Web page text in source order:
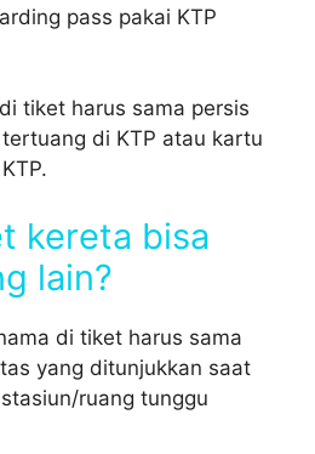
pass pakai KTP
tiket harus sama persis
di KTP atau kartu
kereta bisa
lain?
di tiket harus sama
yang ditunjukkan saat
ruang tunggu